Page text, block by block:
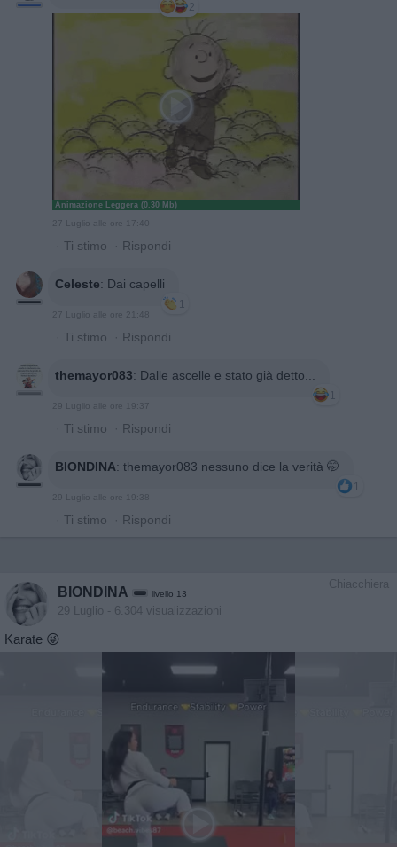
2
Animazione Leggera (0.30 Mb)
27 Luglio alle ore 17:40
· Ti stimo · Rispondi
Celeste: Dai capelli
1
27 Luglio alle ore 21:48
· Ti stimo · Rispondi
themayor083: Dalle ascelle e stato già detto...
1
29 Luglio alle ore 19:37
· Ti stimo · Rispondi
BIONDINA: themayor083 nessuno dice la verità 🤭
1
· Ti stimo · Rispondi
Chiacchiera
BIONDINA livello 13
29 Luglio - 6.304 visualizzazioni
Karate 😜